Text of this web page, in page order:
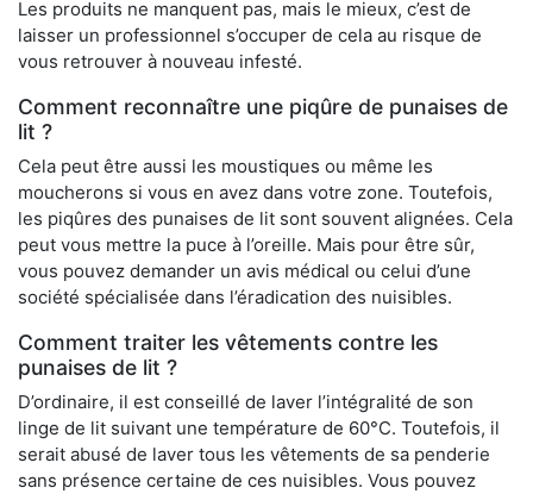
Les produits ne manquent pas, mais le mieux, c’est de
laisser un professionnel s’occuper de cela au risque de
vous retrouver à nouveau infesté.
Comment reconnaître une piqûre de punaises de
lit ?
Cela peut être aussi les moustiques ou même les
moucherons si vous en avez dans votre zone. Toutefois,
les piqûres des punaises de lit sont souvent alignées. Cela
peut vous mettre la puce à l’oreille. Mais pour être sûr,
vous pouvez demander un avis médical ou celui d’une
société spécialisée dans l’éradication des nuisibles.
Comment traiter les vêtements contre les
punaises de lit ?
D’ordinaire, il est conseillé de laver l’intégralité de son
linge de lit suivant une température de 60°C. Toutefois, il
serait abusé de laver tous les vêtements de sa penderie
sans présence certaine de ces nuisibles. Vous pouvez